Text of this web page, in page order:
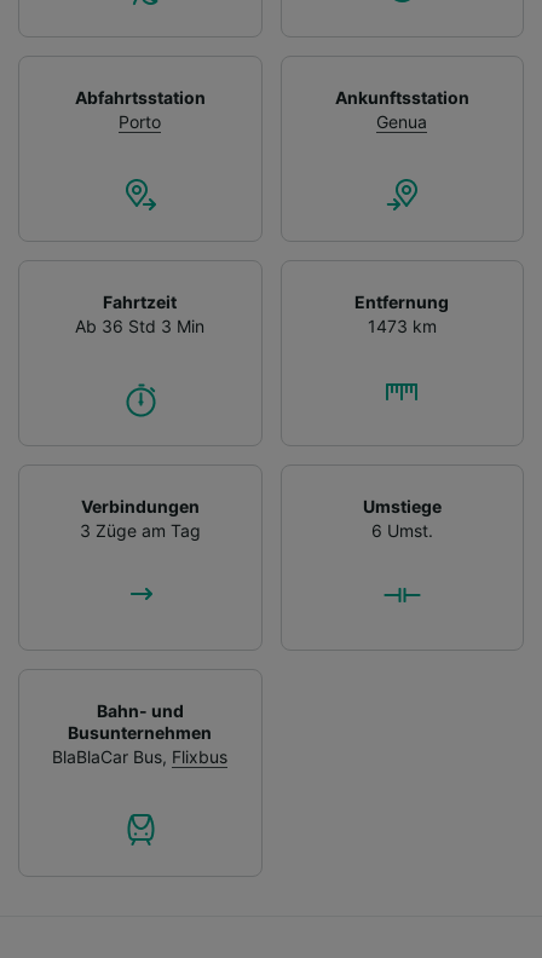
Abfahrtsstation
Porto
Ankunftsstation
Genua
Fahrtzeit
Ab 36 Std 3 Min
Entfernung
1473 km
Verbindungen
3 Züge am Tag
Umstiege
6 Umst.
Bahn- und
Busunternehmen
BlaBlaCar Bus, Flixbus